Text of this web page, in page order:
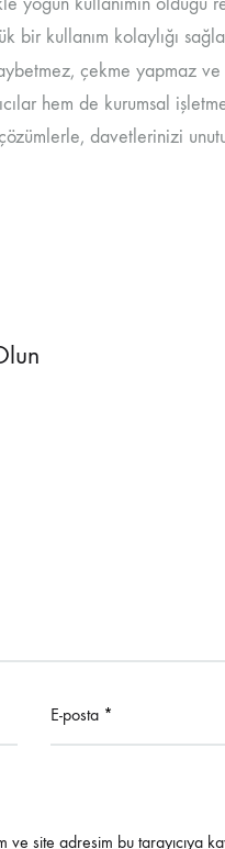
bir kullanım kolaylığı
çekme yapmaz
hem de kurumsal
davetlerinizi
E-posta *
ve site adresim bu tarayıcıya